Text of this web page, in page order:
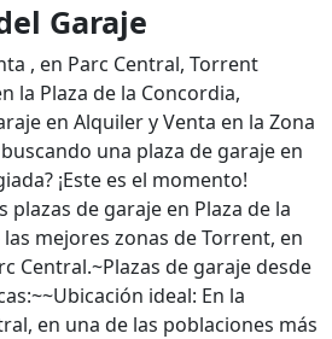
Garaje
, en Parc Central, Torrent
la Plaza de la Concordia,
en Alquiler y Venta en la Zona
una plaza de garaje en
¡Este es el momento!
plazas de garaje en Plaza de la
mejores zonas de Torrent, en
Central.~Plazas de garaje desde
ideal: En la
en una de las poblaciones más